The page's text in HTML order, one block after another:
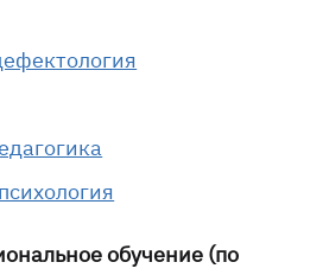
обучение (по